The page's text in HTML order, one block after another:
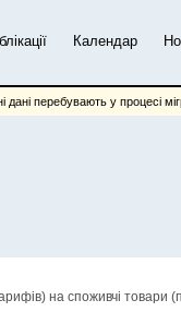
Календар
дані перебувають у процесі
на споживчі товари